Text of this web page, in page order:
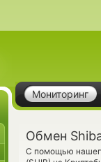
Мониторинг
Обмен
С помощью